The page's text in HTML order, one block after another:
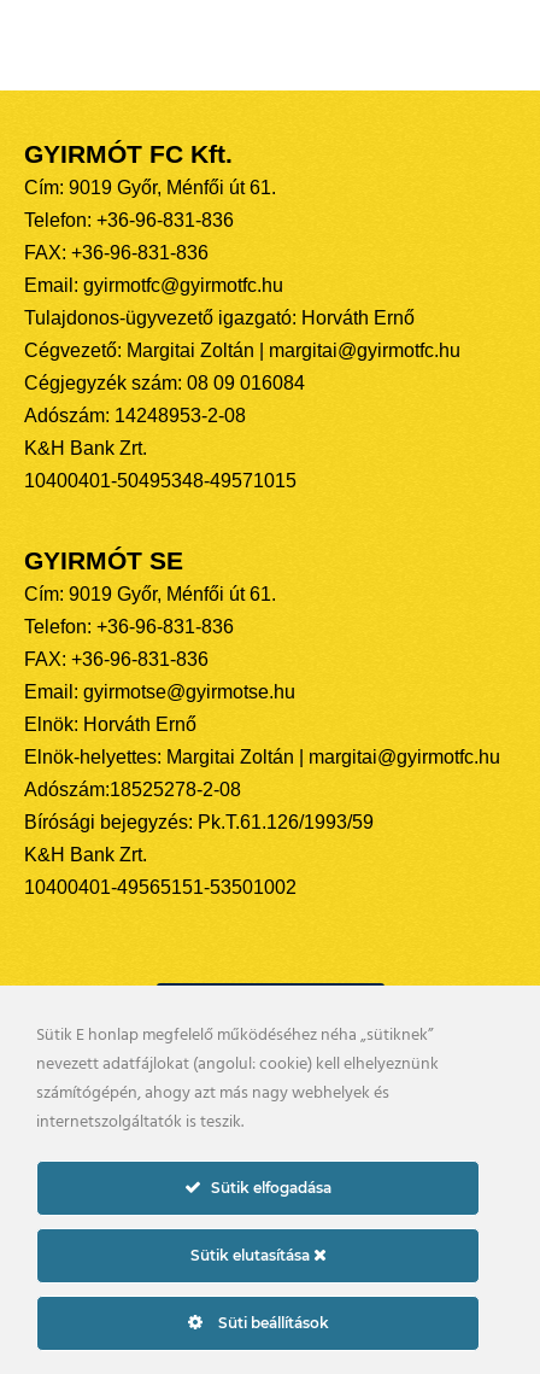
GYIRMÓT FC Kft.
Cím: 9019 Győr, Ménfői út 61.
Telefon: +36-96-831-836
FAX: +36-96-831-836
Email: gyirmotfc@gyirmotfc.hu
Tulajdonos-ügyvezető igazgató: Horváth Ernő
Cégvezető: Margitai Zoltán | margitai@gyirmotfc.hu
Cégjegyzék szám: 08 09 016084
Adószám: 14248953-2-08
K&H Bank Zrt.
10400401-50495348-49571015
GYIRMÓT SE
Cím: 9019 Győr, Ménfői út 61.
Telefon: +36-96-831-836
FAX: +36-96-831-836
Email: gyirmotse@gyirmotse.hu
Elnök: Horváth Ernő
Elnök-helyettes: Margitai Zoltán | margitai@gyirmotfc.hu
Adószám:18525278-2-08
Bírósági bejegyzés: Pk.T.61.126/1993/59
K&H Bank Zrt.
10400401-49565151-53501002
Sütik E honlap megfelelő működéséhez néha „sütiknek”
nevezett adatfájlokat (angolul: cookie) kell elhelyeznünk
számítógépén, ahogy azt más nagy webhelyek és
internetszolgáltatók is teszik.
Sütik elfogadása
Sütik elutasítása
Süti beállítások